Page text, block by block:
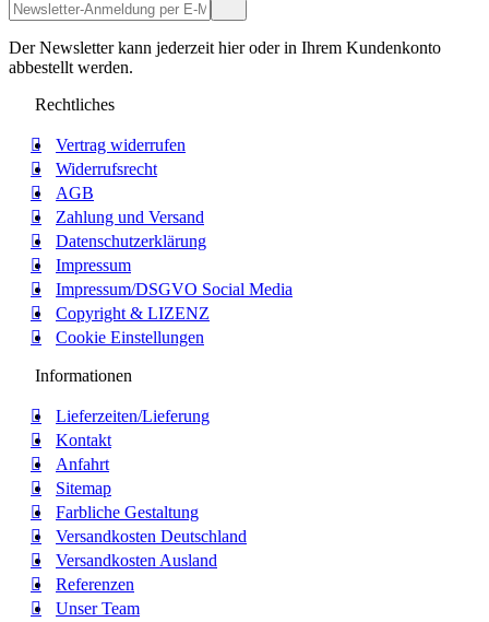
Der Newsletter kann jederzeit hier oder in Ihrem Kundenkonto
abbestellt werden.
Rechtliches
Vertrag widerrufen
Widerrufsrecht
AGB
Zahlung und Versand
Datenschutzerklärung
Impressum
Impressum/DSGVO Social Media
Copyright & LIZENZ
Cookie Einstellungen
Informationen
Lieferzeiten/Lieferung
Kontakt
Anfahrt
Sitemap
Farbliche Gestaltung
Versandkosten Deutschland
Versandkosten Ausland
Referenzen
Unser Team